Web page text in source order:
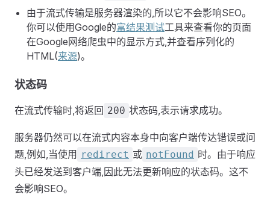
由于流式传输是服务器渲染的,所以它不会影响SEO。
你可以使用Google的富结果测试工具来查看你的页面
在Google网络爬虫中的显示方式,并查看序列化的
HTML(来源)。
状态码
在流式传输时,将返回 200 状态码,表示请求成功。
服务器仍然可以在流式内容本身中向客户端传达错误或问
题,例如,当使用 redirect 或 notFound 时。由于响应
头已经发送到客户端,因此无法更新响应的状态码。这不
会影响SEO。